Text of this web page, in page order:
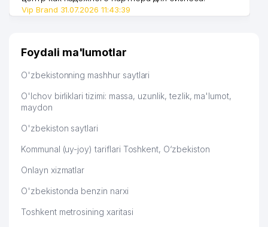
Vip Brand 31.07.2026 11:43:39
Foydali ma'lumotlar
O'zbekistonning mashhur saytlari
O'lchov birliklari tizimi: massa, uzunlik, tezlik, ma'lumot,
maydon
O'zbekiston saytlari
Kommunal (uy-joy) tariflari Toshkent, O‘zbekiston
Onlayn xizmatlar
O'zbekistonda benzin narxi
Toshkent metrosining xaritasi